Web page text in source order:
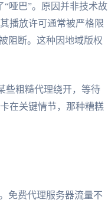
哑巴”。原因并非技术故
播放许可通常被严格限
阻断。这种因地域版权
些粗糙代理绕开，等待
在关键情节，那种糟糕
免费代理服务器流量不